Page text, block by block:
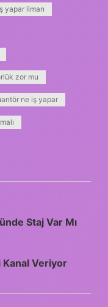
yapar liman
zor mu
ne iş yapar
Staj Var Mı
Veriyor